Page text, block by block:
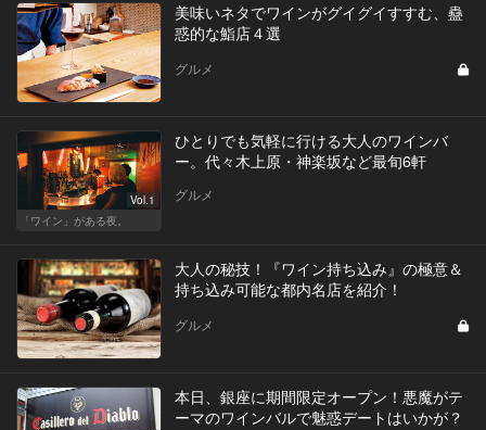
美味いネタでワインがグイグイすすむ、蠱
惑的な鮨店４選
グルメ
Vol.1
「ワイン」がある夜。
ひとりでも気軽に行ける大人のワインバ
ー。代々木上原・神楽坂など最旬6軒
グルメ
大人の秘技！『ワイン持ち込み』の極意＆
持ち込み可能な都内名店を紹介！
グルメ
本日、銀座に期間限定オープン！悪魔がテ
ーマのワインバルで魅惑デートはいかが？